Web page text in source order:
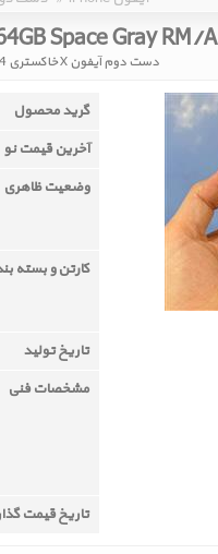
Space Gray RM/A
دست دوم آیفون X خاکستری 64 گیگابایت پارت نامبر RM/A
گرید محصول
آخرین قیمت نو
وضعیت ظاهری
کارتن و بسته
تاریخ تولید
مشخصات فنی
تاریخ قیمت